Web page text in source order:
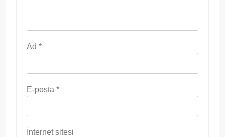
Ad *
E-posta *
İnternet sitesi